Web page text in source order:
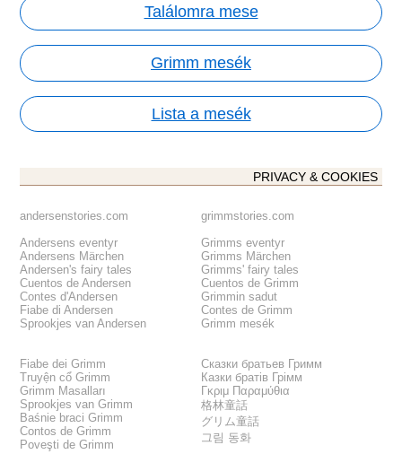
Találomra mese
Grimm mesék
Lista a mesék
PRIVACY & COOKIES
andersenstories.com
Andersens eventyr
Andersens Märchen
Andersen's fairy tales
Cuentos de Andersen
Contes d'Andersen
Fiabe di Andersen
Sprookjes van Andersen
grimmstories.com
Grimms eventyr
Grimms Märchen
Grimms' fairy tales
Cuentos de Grimm
Grimmin sadut
Contes de Grimm
Grimm mesék
Fiabe dei Grimm
Truyện cổ Grimm
Grimm Masalları
Sprookjes van Grimm
Baśnie braci Grimm
Contos de Grimm
Poveşti de Grimm
Сказки братьев Гримм
Казки братів Грімм
Γκριμ Παραμύθια
格林童話
グリム童話
그림 동화